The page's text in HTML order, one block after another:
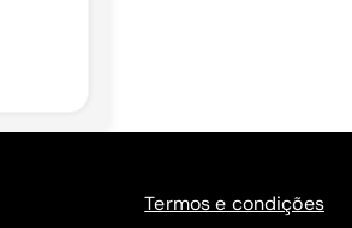
Termos e condições